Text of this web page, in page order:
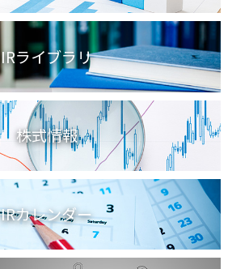
IRライブラリ
株式情報
IRカレンダー